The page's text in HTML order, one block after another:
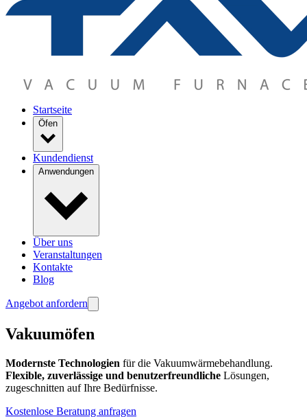
Startseite
Öfen
Kundendienst
Anwendungen
Über uns
Veranstaltungen
Kontakte
Blog
Angebot anfordern
Vakuumöfen
Modernste Technologien für die Vakuumwärmebehandlung.
Flexible, zuverlässige und benutzerfreundliche Lösungen,
zugeschnitten auf Ihre Bedürfnisse.
Kostenlose Beratung anfragen